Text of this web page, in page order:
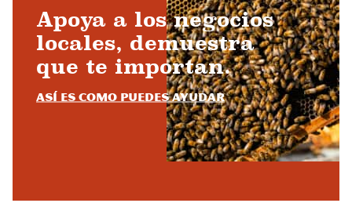
Apoya a los negocios
locales, demuestra
que te importan.
Así es como puedes ayudar